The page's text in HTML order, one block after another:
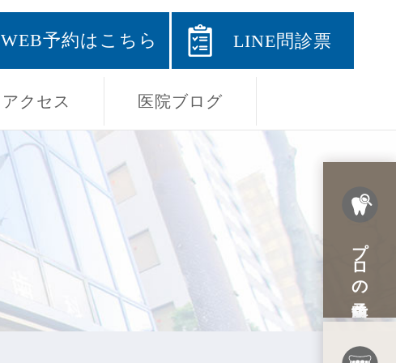
WEB予約はこちら LINE問診票
アクセス 医院ブログ
プロの予防歯科